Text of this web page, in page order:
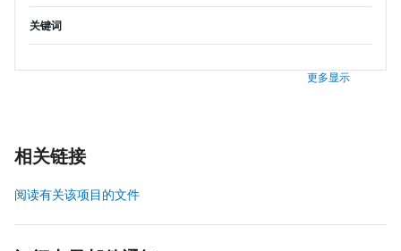
关键词
更多显示
相关链接
阅读有关该项目的文件